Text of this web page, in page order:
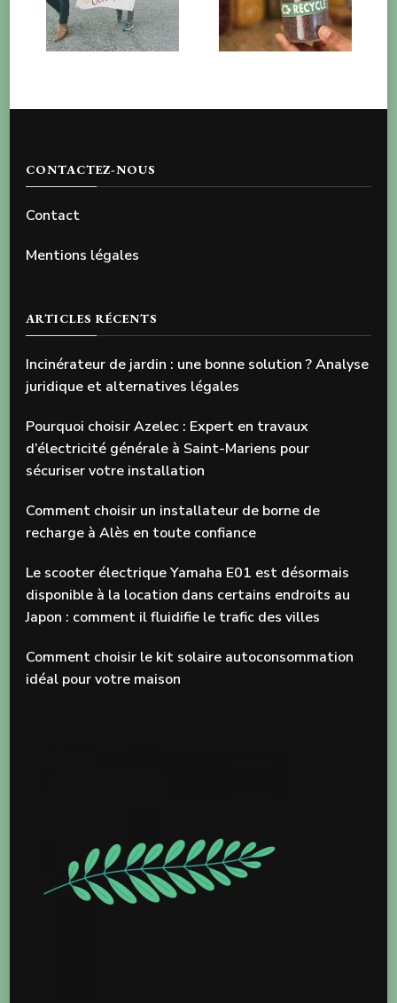
CONTACTEZ-NOUS
Contact
Mentions légales
ARTICLES RÉCENTS
Incinérateur de jardin : une bonne solution ? Analyse
juridique et alternatives légales
Pourquoi choisir Azelec : Expert en travaux
d’électricité générale à Saint-Mariens pour
sécuriser votre installation
Comment choisir un installateur de borne de
recharge à Alès en toute confiance
Le scooter électrique Yamaha E01 est désormais
disponible à la location dans certains endroits au
Japon : comment il fluidifie le trafic des villes
Comment choisir le kit solaire autoconsommation
idéal pour votre maison